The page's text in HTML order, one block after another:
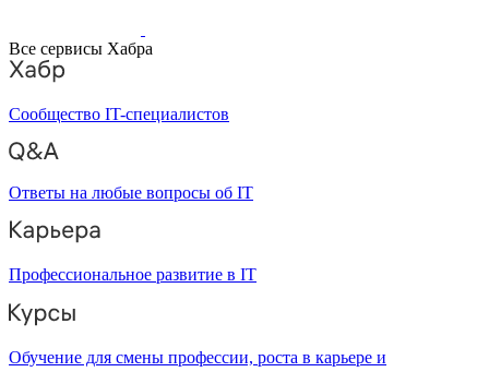
Все сервисы Хабра
Сообщество IT-специалистов
Ответы на любые вопросы об IT
Профессиональное развитие в IT
Обучение для смены профессии, роста в карьере и